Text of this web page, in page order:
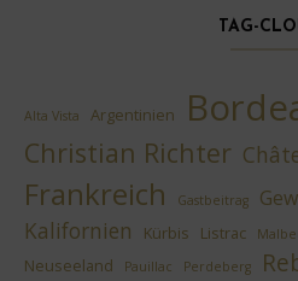
TAG-
Alta Vista Argentinien
Christian Richter
Frankreich Gastbeitrag
Kalifornien Kürbis Listrac
Neuseeland Pauillac Perdeberg